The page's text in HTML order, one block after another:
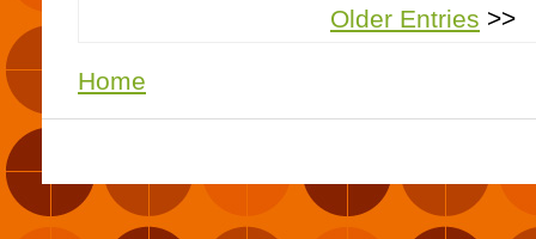
Older Entries
Home